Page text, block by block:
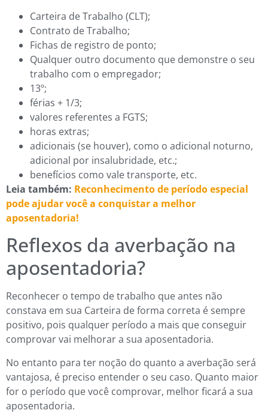
Carteira de Trabalho (CLT);
Contrato de Trabalho;
Fichas de registro de ponto;
Qualquer outro documento que demonstre o seu
trabalho com o empregador;
13º;
férias + 1/3;
valores referentes a FGTS;
horas extras;
adicionais (se houver), como o adicional noturno,
adicional por insalubridade, etc.;
benefícios como vale transporte, etc.
Leia também: Reconhecimento de período especial
pode ajudar você a conquistar a melhor
aposentadoria!
Reflexos da averbação na
aposentadoria?
Reconhecer o tempo de trabalho que antes não
constava em sua Carteira de forma correta é sempre
positivo, pois qualquer período a mais que conseguir
comprovar vai melhorar a sua aposentadoria.
No entanto para ter noção do quanto a averbação será
vantajosa, é preciso entender o seu caso. Quanto maior
for o período que você comprovar, melhor ficará a sua
aposentadoria.